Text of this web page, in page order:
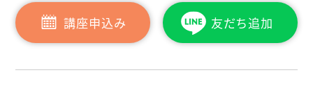
講座申込み 友だち追加